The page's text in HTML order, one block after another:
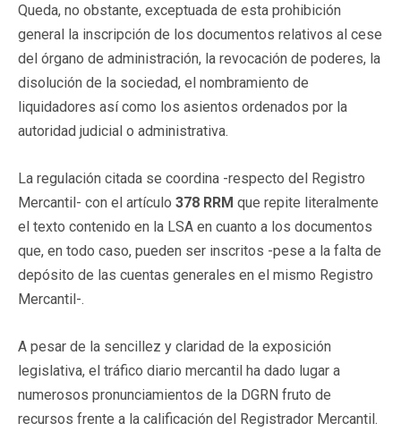
Queda, no obstante, exceptuada de esta prohibición
general la inscripción de los documentos relativos al cese
del órgano de administración, la revocación de poderes, la
disolución de la sociedad, el nombramiento de
liquidadores así como los asientos ordenados por la
autoridad judicial o administrativa.
La regulación citada se coordina -respecto del Registro
Mercantil- con el artículo 378 RRM que repite literalmente
el texto contenido en la LSA en cuanto a los documentos
que, en todo caso, pueden ser inscritos -pese a la falta de
depósito de las cuentas generales en el mismo Registro
Mercantil-.
A pesar de la sencillez y claridad de la exposición
legislativa, el tráfico diario mercantil ha dado lugar a
numerosos pronunciamientos de la DGRN fruto de
recursos frente a la calificación del Registrador Mercantil.